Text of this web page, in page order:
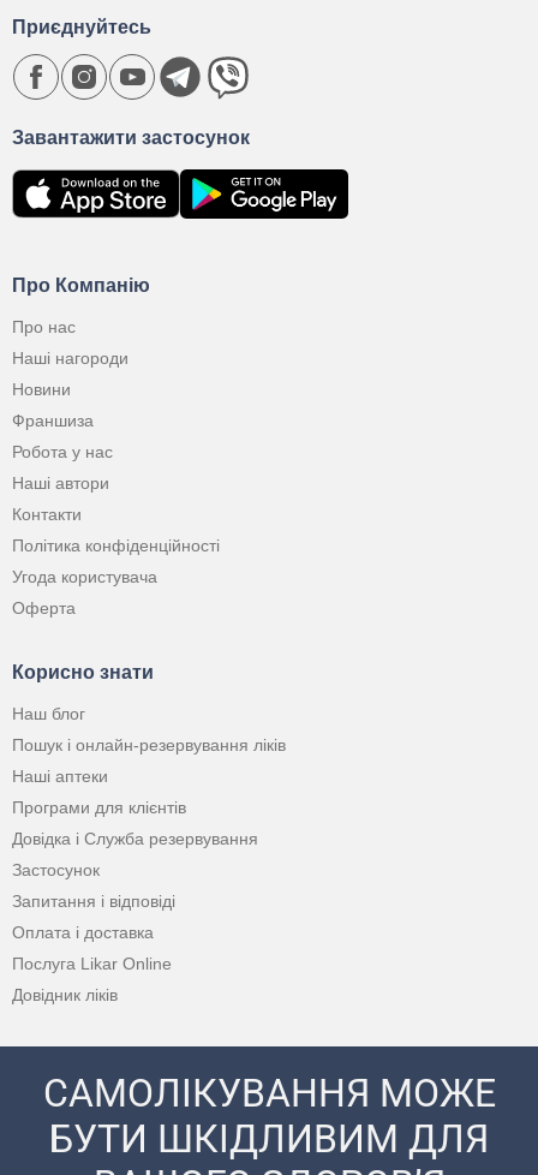
Про Компанію
Про нас
Наші нагороди
Новини
Франшиза
Робота у нас
Наші автори
Контакти
Політика конфіденційності
Угода користувача
Оферта
Корисно знати
Наш блог
Пошук і онлайн-резервування ліків
Наші аптеки
Програми для клієнтів
Довідка і Служба резервування
Застосунок
Запитання і відповіді
Оплата і доставка
Послуга Likar Online
Довідник ліків
Завантажити застосунок
Приєднуйтесь
САМОЛІКУВАННЯ МОЖЕ
БУТИ ШКІДЛИВИМ ДЛЯ